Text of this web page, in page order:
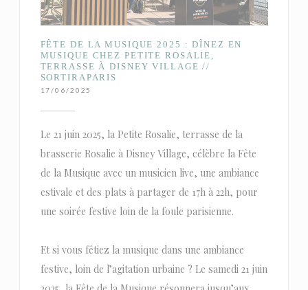
FÊTE DE LA MUSIQUE 2025 : DÎNEZ EN
MUSIQUE CHEZ PETITE ROSALIE,
TERRASSE À DISNEY VILLAGE //
SORTIRAPARIS
17/06/2025
Le 21 juin 2025, la Petite Rosalie, terrasse de la
brasserie Rosalie à Disney Village, célèbre la Fête
de la Musique avec un musicien live, une ambiance
estivale et des plats à partager de 17h à 22h, pour
une soirée festive loin de la foule parisienne.
Et si vous fêtiez la musique dans une ambiance
festive, loin de l’agitation urbaine ? Le samedi 21 juin